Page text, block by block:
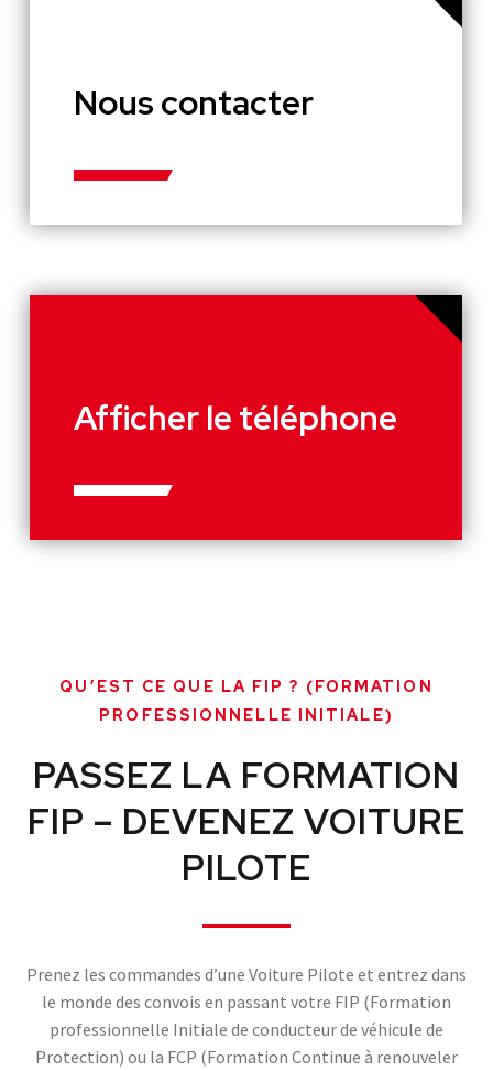
Nous contacter
Afficher le téléphone
QU’EST CE QUE LA FIP ? (FORMATION
PROFESSIONNELLE INITIALE)
PASSEZ LA FORMATION
FIP – DEVENEZ VOITURE
PILOTE
Prenez les commandes d’une Voiture Pilote et entrez dans
le monde des convois en passant votre FIP (Formation
professionnelle Initiale de conducteur de véhicule de
Protection) ou la FCP (Formation Continue à renouveler